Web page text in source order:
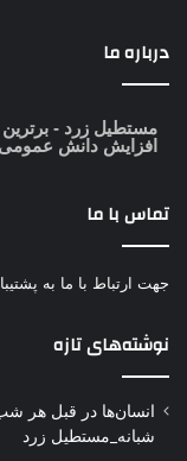
درباره ما
مستطیل زرد -
افزایش دانش عمومی
تماس با ما
جهت ارتباط با ما به پشتیبانی واتساپ
نوشته‌های تازه
انسان‌ها در قبل هر شب
شبانه_مستطیل زرد